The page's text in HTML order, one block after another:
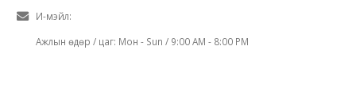
И-мэйл:
Ажлын өдөр / цаг: Мон - Sun / 9:00 AM - 8:00 PM